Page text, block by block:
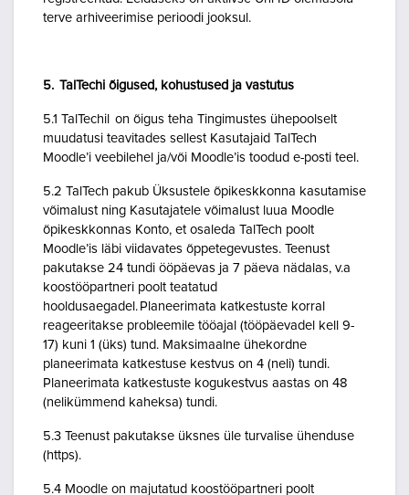
terve arhiveerimise perioodi jooksul.
5. TalTechi õigused, kohustused ja vastutus
5.1 TalTechil on õigus teha Tingimustes ühepoolselt
muudatusi teavitades sellest Kasutajaid TalTech
Moodle’i veebilehel ja/või Moodle’is toodud e-posti teel.
5.2 TalTech pakub Üksustele õpikeskkonna kasutamise
võimalust ning Kasutajatele võimalust luua Moodle
õpikeskkonnas Konto, et osaleda TalTech poolt
Moodle’is läbi viidavates õppetegevustes. Teenust
pakutakse 24 tundi ööpäevas ja 7 päeva nädalas, v.a
koostööpartneri poolt teatatud
hooldusaegadel. Planeerimata katkestuste korral
reageeritakse probleemile tööajal (tööpäevadel kell 9-
17) kuni 1 (üks) tund. Maksimaalne ühekordne
planeerimata katkestuse kestvus on 4 (neli) tundi.
Planeerimata katkestuste kogukestvus aastas on 48
(nelikümmend kaheksa) tundi.
5.3 Teenust pakutakse üksnes üle turvalise ühenduse
(https).
5.4 Moodle on majutatud koostööpartneri poolt